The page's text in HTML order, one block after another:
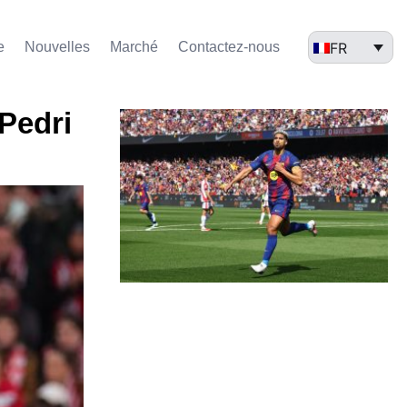
Nouvelles Marché​ Contactez-nous FR